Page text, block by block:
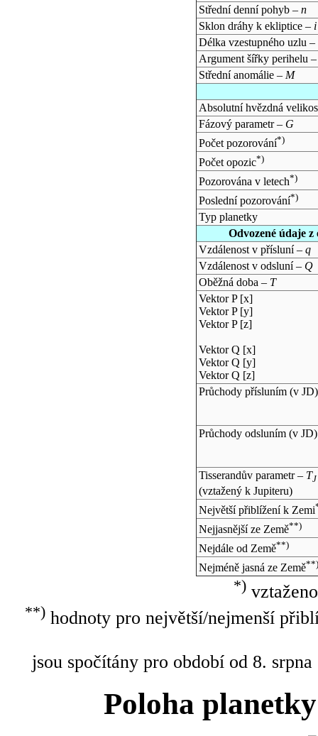
Střední denní pohyb – n
Sklon dráhy k ekliptice – i
Délka vzestupného uzlu –
Argument šířky perihelu
Střední anomálie – M
Absolutní hvězdná
Fázový parametr – G
Počet pozorování*)
Počet opozic*)
Pozorována v letech*)
Poslední pozorování*)
Typ planetky
Odvozené údaje
Vzdálenost v přísluní – q
Vzdálenost v odsluní – Q
Oběžná doba – T
Vektor P [x]
Vektor P [y]
Vektor P [z]
Vektor Q [x]
Vektor Q [y]
Vektor Q [z]
Průchody přísluním (v JD)
Průchody odsluním (v JD)
Tisserandův parametr – TJ
(vztažený k Jupiteru)
Největší přiblížení k Zemi
Nejjasnější ze Země**)
Nejdále od Země**)
Nejméně jasná ze Země**)
*)
**)hodnoty pro největší/nejmenší
jsou spočítány pro období od 8.
Poloha